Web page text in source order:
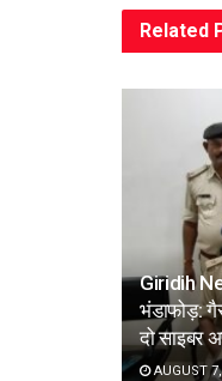
Related
Giridih
भंडाफोड़:
दो साइबर
AUGUST